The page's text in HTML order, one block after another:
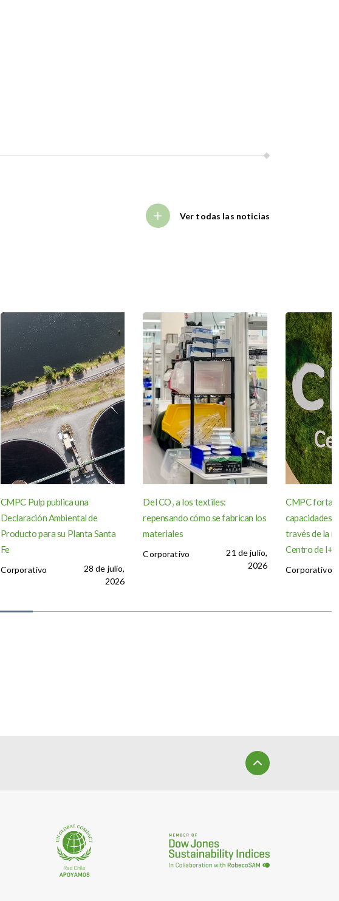
Ver todas las noticias
CMPC Pulp publica una
Declaración Ambiental de
Producto para su Planta Santa
Fe
Corporativo
28 de julio,
2026
Del CO₂ a los textiles:
repensando cómo se fabrican los
materiales
Corporativo
21 de julio,
2026
CMPC
capacidades
través de la
Centro de
Corporativo